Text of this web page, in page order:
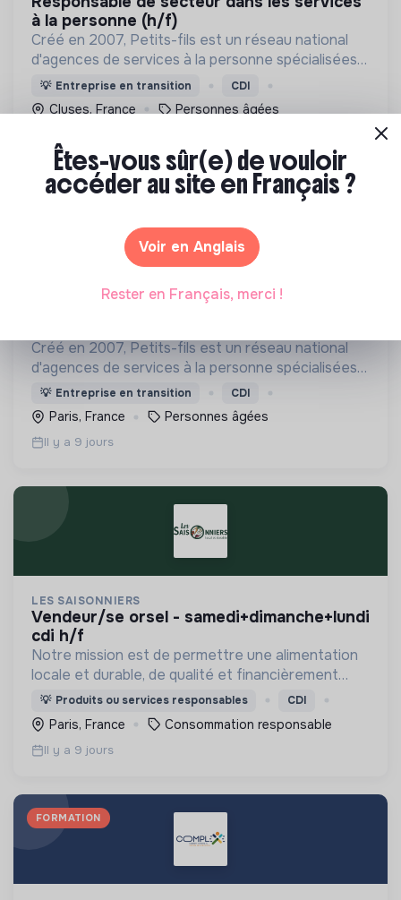
à la personne (h/f)
Créé en 2007, Petits-fils est un réseau national
d'agences de services à la personne spécialisées
dans l'aide à domicile pour les personnes âgées.
💡 Entreprise en transition CDI
Cluses, France Personnes âgées
PETITS-FILS
Créé en 2007, Petits-fils est un réseau national
d'agences de services à la personne spécialisées
dans l'aide à domicile pour les personnes âgées.
💡 Entreprise en transition CDI
Paris, France Personnes âgées
Il y a 9 jours
LES SAISONNIERS
vendeur/se orsel - samedi+dimanche+lundi
cdi h/f
Notre mission est de permettre une alimentation
locale et durable, de qualité et financièrement
abordable.
💡 Produits ou services responsables CDI
Paris, France Consommation responsable
Il y a 9 jours
FORMATION
Êtes-vous sûr(e) de vouloir
accéder au site en Français ?
Voir en Anglais
Rester en Français, merci !